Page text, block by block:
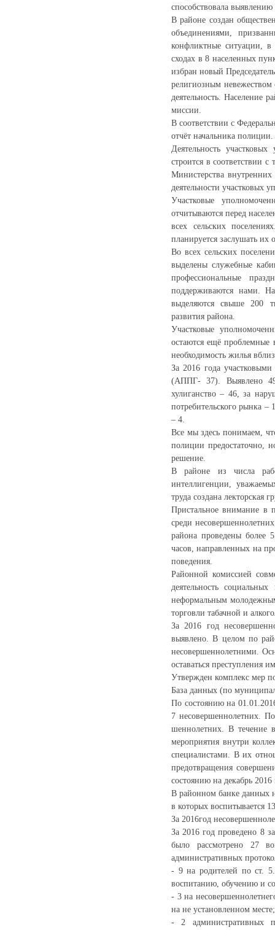
способствовала
В районе создан
объединениями,
конфликтные ситуации, в
сходах в 8 населенных
избран новый
религиозным
деятельность. Население
миссии.
В соответствии с
отчёт начальника полиции.
Деятельность
строится в соответствии
Министерства
деятельности участковых
Участковые
отчитываются перед
всех сельских
планируется заслушать их
Во всех сельских
выделены служебные
профессиональные
поддерживаются нами.
выделяются свыше 200
развития района.
Участковые
остаются ещё проблемные
необходимость жилья
За 2016 года
(АППГ- 37). Выявлено
хулиганство – 46, за
потребительского рынка
– 4.
Все мы здесь понимаем,
полиции предостаточно,
решение.
В районе из числа
интеллигенции,
труда создана лекторская
Пристальное внимание в
среди
района проведены более
часов, направленных на
поведения.
Районной комиссией
деятельность
неформальным
торговли табачной и
За 2016 год
выявлено. В целом по
несовершеннолетними.
оставаться преступления
Утвержден комплекс мер
База данных (по
По состоянию на
7 несовершеннолетних.
шеннолетних. В течение
мероприятия внутри
специалистами. В их
предотвращения
состоянию на декабрь 2016
В районном банке данных
в которых воспитывается
За 2016год
За 2016 год проведено 8
было рассмотрено 27
административных
- 9 на родителей по ст.
воспитанию, обучению и
- 3 на
на не установленном месте;
- 2 административных